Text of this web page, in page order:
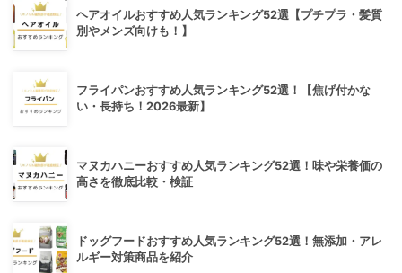
ヘアオイルおすすめ人気ランキング52選【プチプラ・髪質
別やメンズ向けも！】
フライパンおすすめ人気ランキング52選！【焦げ付かな
い・長持ち！2026最新】
マヌカハニーおすすめ人気ランキング52選！味や栄養価の
高さを徹底比較・検証
ドッグフードおすすめ人気ランキング52選！無添加・アレ
ルギー対策商品を紹介